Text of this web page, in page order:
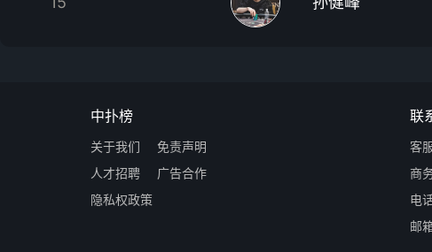
中扑榜
关于我们
免责声明
人才招聘
广告合作
隐私权政策
联
客
商
电
邮